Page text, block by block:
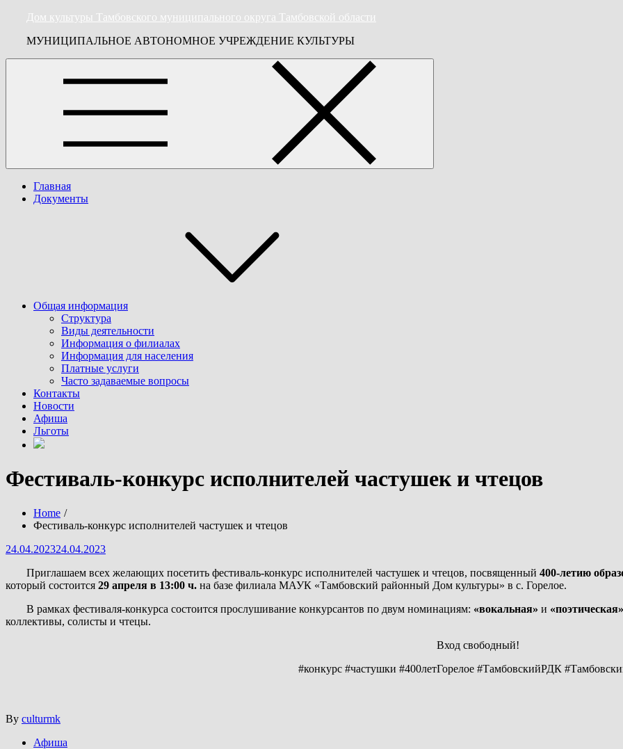
content
Дом культуры Тамбовского муниципального округа Тамбовской области
МУНИЦИПАЛЬНОЕ АВТОНОМНОЕ УЧРЕЖДЕНИЕ КУЛЬТУРЫ
Главная
Документы
Общая информация
Структура
Виды деятельности
Информация о филиалах
Информация для населения
Платные услуги
Часто задаваемые вопросы
Контакты
Новости
Афиша
Льготы
Фестиваль-конкурс исполнителей частушек и чтецов
Home
Фестиваль-конкурс исполнителей частушек и чтецов
Posted
24.04.202324.04.2023
Приглашаем всех желающих посетить фестиваль-конкурс исполнителей частушек и чтецов, посвященный 400-летию
который состоится 29 апреля в 13:00 ч. на базе филиала МАУК «Тамбовский районный Дом культуры» в с. Горелое.
В рамках фестиваля-конкурса состоится прослушивание конкурсантов по двум номинациям: «вокальная» и «поэтическая»
коллективы, солисты и чтецы.
Вход свободный!
#конкурс #частушки #400летГорелое #ТамбовскийРДК
By culturmk
Афиша